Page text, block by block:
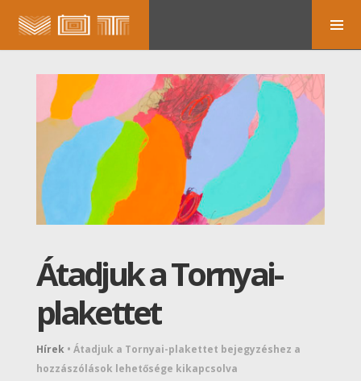
Átadjuk a Tornyai-
plakettet
Hírek• Átadjuk a Tornyai-plakettet bejegyzéshez a
hozzászólások lehetősége kikapcsolva